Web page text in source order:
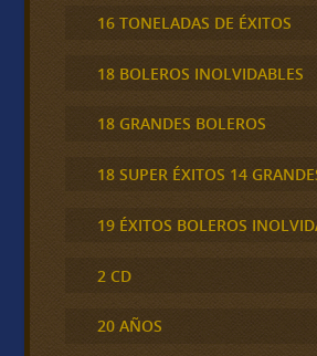
16 TONELADAS DE ÉXITOS
18 BOLEROS INOLVIDABLES
18 GRANDES BOLEROS
18 SUPER ÉXITOS 14
19 ÉXITOS BOLEROS
2 CD
20 AÑOS